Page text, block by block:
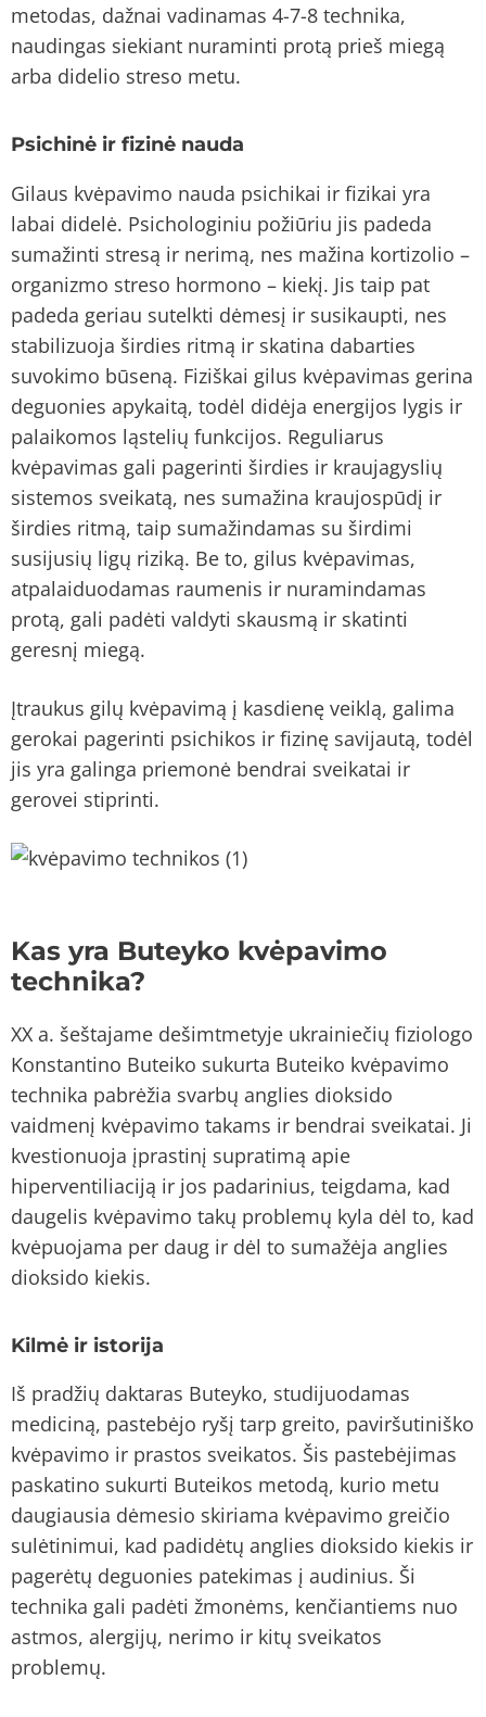
metodas, dažnai vadinamas 4-7-8 technika,
naudingas siekiant nuraminti protą prieš miegą
arba didelio streso metu.
Psichinė ir fizinė nauda
Gilaus kvėpavimo nauda psichikai ir fizikai yra
labai didelė. Psichologiniu požiūriu jis padeda
sumažinti stresą ir nerimą, nes mažina kortizolio –
organizmo streso hormono – kiekį. Jis taip pat
padeda geriau sutelkti dėmesį ir susikaupti, nes
stabilizuoja širdies ritmą ir skatina dabarties
suvokimo būseną. Fiziškai gilus kvėpavimas gerina
deguonies apykaitą, todėl didėja energijos lygis ir
palaikomos ląstelių funkcijos. Reguliarus
kvėpavimas gali pagerinti širdies ir kraujagyslių
sistemos sveikatą, nes sumažina kraujospūdį ir
širdies ritmą, taip sumažindamas su širdimi
susijusių ligų riziką. Be to, gilus kvėpavimas,
atpalaiduodamas raumenis ir nuramindamas
protą, gali padėti valdyti skausmą ir skatinti
geresnį miegą.
Įtraukus gilų kvėpavimą į kasdienę veiklą, galima
gerokai pagerinti psichikos ir fizinę savijautą, todėl
jis yra galinga priemonė bendrai sveikatai ir
gerovei stiprinti.
Kas yra Buteyko kvėpavimo
technika?
XX a. šeštajame dešimtmetyje ukrainiečių fiziologo
Konstantino Buteiko sukurta Buteiko kvėpavimo
technika pabrėžia svarbų anglies dioksido
vaidmenį kvėpavimo takams ir bendrai sveikatai. Ji
kvestionuoja įprastinį supratimą apie
hiperventiliaciją ir jos padarinius, teigdama, kad
daugelis kvėpavimo takų problemų kyla dėl to, kad
kvėpuojama per daug ir dėl to sumažėja anglies
dioksido kiekis.
Kilmė ir istorija
Iš pradžių daktaras Buteyko, studijuodamas
mediciną, pastebėjo ryšį tarp greito, paviršutiniško
kvėpavimo ir prastos sveikatos. Šis pastebėjimas
paskatino sukurti Buteikos metodą, kurio metu
daugiausia dėmesio skiriama kvėpavimo greičio
sulėtinimui, kad padidėtų anglies dioksido kiekis ir
pagerėtų deguonies patekimas į audinius. Ši
technika gali padėti žmonėms, kenčiantiems nuo
astmos, alergijų, nerimo ir kitų sveikatos
problemų.